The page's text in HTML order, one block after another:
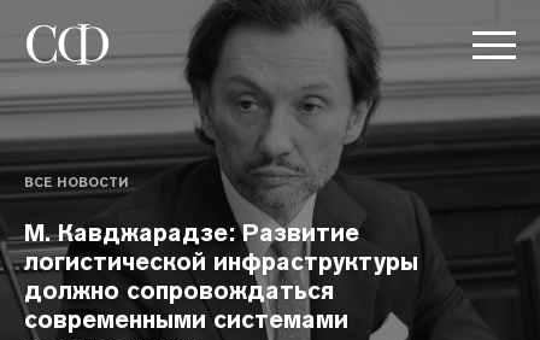
ВСЕ НОВОСТИ
М. Кавджарадзе: Развитие
логистической инфраструктуры
должно сопровождаться
современными системами